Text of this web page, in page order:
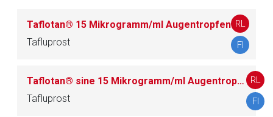
Taflotan® 15 Mikrogramm/ml Augentropfen
Tafluprost
RL
FI
Taflotan® sine 15 Mikrogramm/ml Augentropfen im Einzeldosisbehältnis
Tafluprost
RL
FI
Zurück zur rote-liste.de Zur Seite